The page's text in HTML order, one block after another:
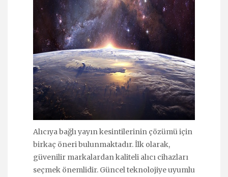
Alıcıya bağlı yayın kesintilerinin çözümü için
birkaç öneri bulunmaktadır. İlk olarak,
güvenilir markalardan kaliteli alıcı cihazları
seçmek önemlidir. Güncel teknolojiye uyumlu